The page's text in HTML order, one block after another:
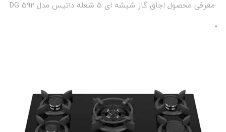
معرفی محصول اجاق گاز شیشه ای 5 شعله داتیس مدل DG 592